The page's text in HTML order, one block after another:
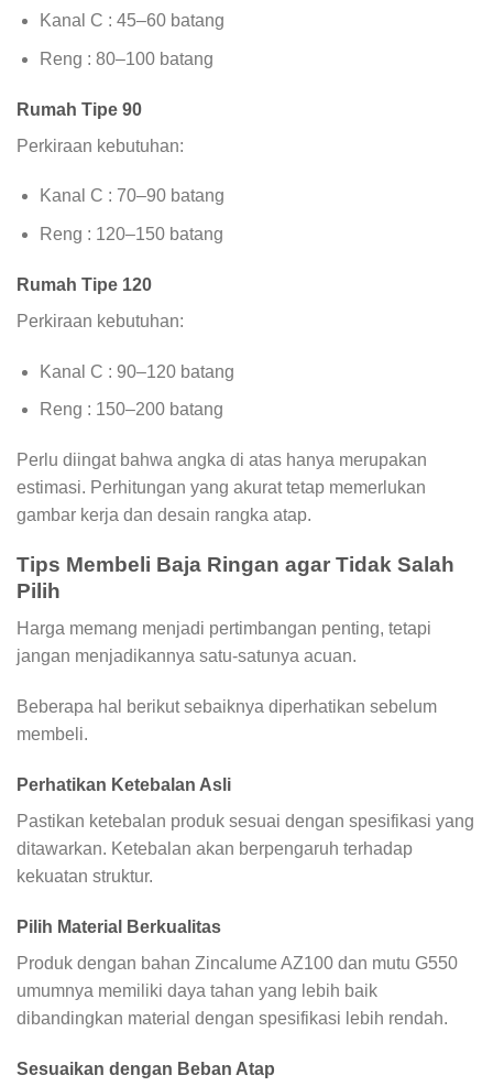
Kanal C : 45–60 batang
Reng : 80–100 batang
Rumah Tipe 90
Perkiraan kebutuhan:
Kanal C : 70–90 batang
Reng : 120–150 batang
Rumah Tipe 120
Perkiraan kebutuhan:
Kanal C : 90–120 batang
Reng : 150–200 batang
Perlu diingat bahwa angka di atas hanya merupakan
estimasi. Perhitungan yang akurat tetap memerlukan
gambar kerja dan desain rangka atap.
Tips Membeli Baja Ringan agar Tidak Salah
Pilih
Harga memang menjadi pertimbangan penting, tetapi
jangan menjadikannya satu-satunya acuan.
Beberapa hal berikut sebaiknya diperhatikan sebelum
membeli.
Perhatikan Ketebalan Asli
Pastikan ketebalan produk sesuai dengan spesifikasi yang
ditawarkan. Ketebalan akan berpengaruh terhadap
kekuatan struktur.
Pilih Material Berkualitas
Produk dengan bahan Zincalume AZ100 dan mutu G550
umumnya memiliki daya tahan yang lebih baik
dibandingkan material dengan spesifikasi lebih rendah.
Sesuaikan dengan Beban Atap